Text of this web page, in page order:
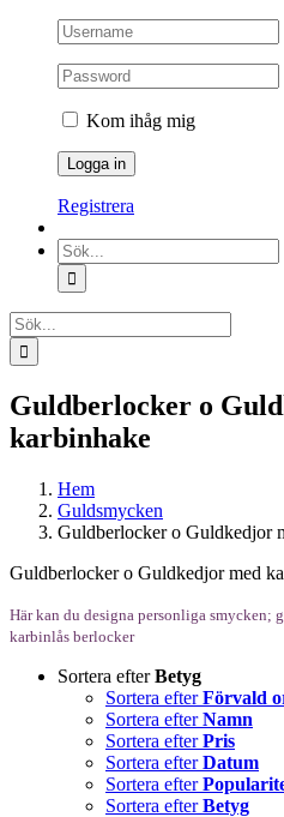
Kom ihåg mig
Registrera
Sök
efter:
Sök
efter:
Guldberlocker o
karbinhake
Hem
Guldsmycken
Guldberlocker o Guldkedjor
Guldberlocker o Guldkedjor med
Här kan du designa personliga smycken;
karbinlås berlocker
Sortera efterBetyg
Sortera efterFörvald
Sortera efterNamn
Sortera efterPris
Sortera efterDatum
Sortera efter
Sortera efterBetyg